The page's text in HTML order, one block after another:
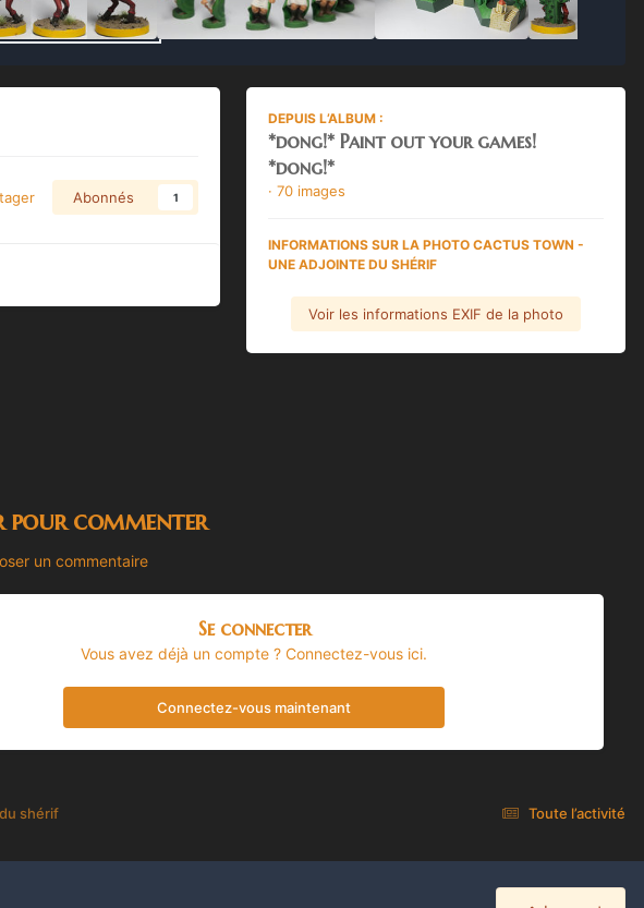
Abonnés 1
DEPUIS L’ALBUM :
*dong!* Paint out your games!
*dong!*
· 70 images
INFORMATIONS SUR LA PHOTO CACTUS TOWN -
UNE ADJOINTE DU SHÉRIF
Voir les informations EXIF de la photo
pour commenter
un commentaire
Se connecter
Vous avez déjà un compte ? Connectez-vous ici.
Connectez-vous maintenant
Toute l’activité
shérif